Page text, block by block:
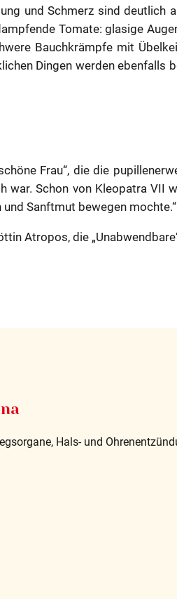
und Schmerz sind
Tomate: glasige
Bauchkrämpfe mit
Dingen werden ebenfalls
Frau“, die die
war. Schon von Kleopatra VII
Sanftmut bewegen mochte.“
Atropos, die
Hals- und